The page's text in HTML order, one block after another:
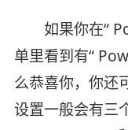
如果你在“
单里看到有“
么恭喜你，你还
设置一般会有三